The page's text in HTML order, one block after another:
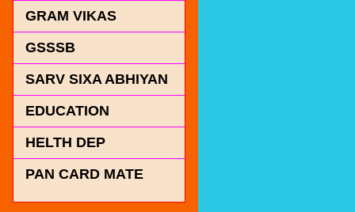
GRAM VIKAS
GSSSB
SARV SIXA ABHIYAN
EDUCATION
HELTH DEP
PAN CARD MATE